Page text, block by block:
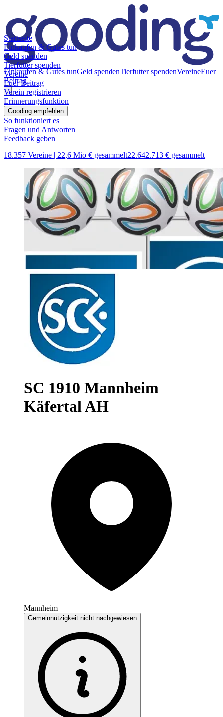
Einkaufen & Gutes tunGeld spendenTierfutter spendenVereineEuer
Beitrag
Startseite
Einkaufen & Gutes tun
Geld spenden
Tierfutter spenden
Vereine
Euer Beitrag
Verein registrieren
Erinnerungsfunktion
Gooding empfehlen
So funktioniert es
Fragen und Antworten
Feedback geben
18.357 Vereine | 22,6 Mio € gesammelt22.642.713 € gesammelt
SC 1910 Mannheim
Käfertal AH
Mannheim
Gemeinnützigkeit nicht nachgewiesen